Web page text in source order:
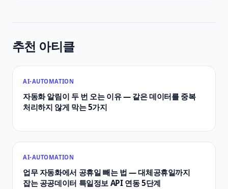
추천 아티클
AI-AUTOMATION
자동화 알림이 두 번 오는 이유 — 같은 데이터를 중복
처리하지 않게 막는 5가지
AI-AUTOMATION
업무 자동화에서 공휴일 빼는 법 — 대체공휴일까지
잡는 공공데이터 특일정보 API 연동 5단계